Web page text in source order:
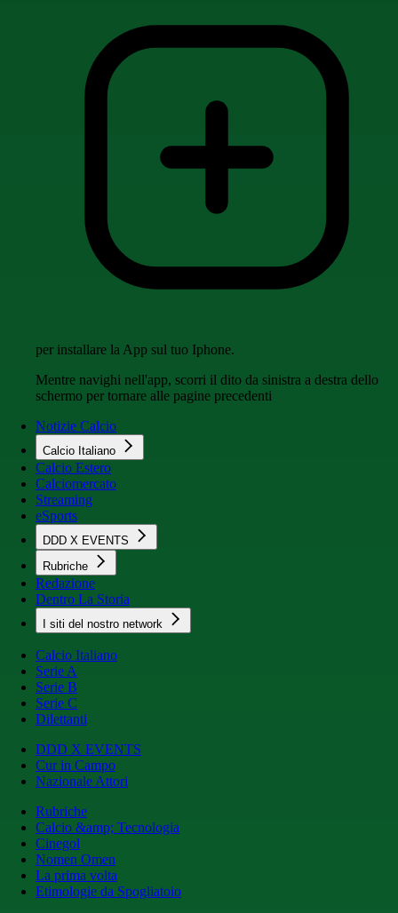
per installare la App sul tuo Iphone.
Mentre navighi nell'app, scorri il dito da sinistra a destra dello
schermo per tornare alle pagine precedenti
Notizie Calcio
Calcio Italiano
Calcio Estero
Calciomercato
Streaming
eSports
DDD X EVENTS
Rubriche
Redazione
Dentro La Storia
I siti del nostro network
Calcio Italiano
Serie A
Serie B
Serie C
Dilettanti
DDD X EVENTS
Cur in Campo
Nazionale Attori
Rubriche
Calcio &amp; Tecnologia
Cinegol
Nomen Omen
La prima volta
Etimologie da Spogliatoio